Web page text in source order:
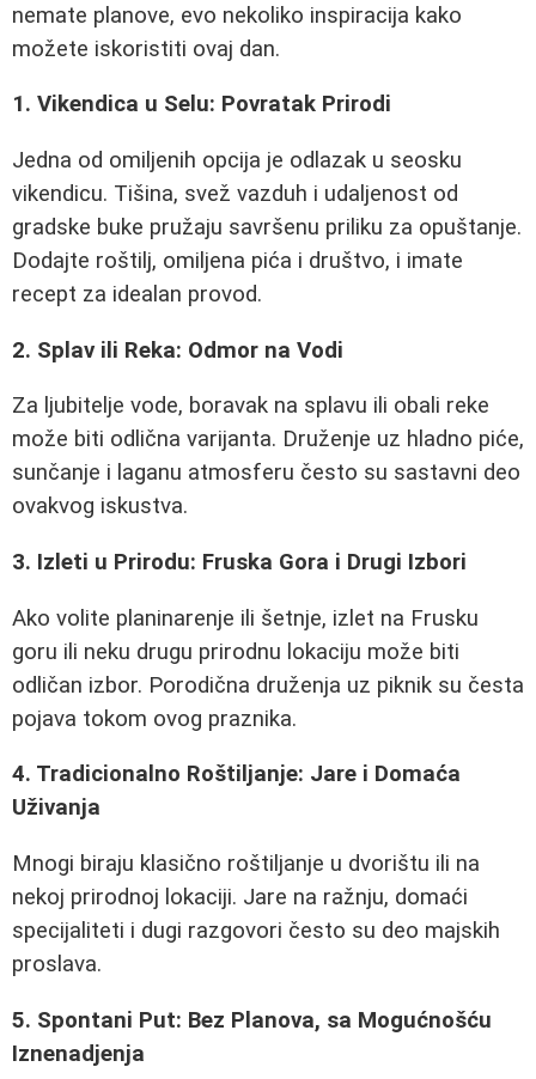
nemate planove, evo nekoliko inspiracija kako
možete iskoristiti ovaj dan.
1. Vikendica u Selu: Povratak Prirodi
Jedna od omiljenih opcija je odlazak u seosku
vikendicu. Tišina, svež vazduh i udaljenost od
gradske buke pružaju savršenu priliku za opuštanje.
Dodajte roštilj, omiljena pića i društvo, i imate
recept za idealan provod.
2. Splav ili Reka: Odmor na Vodi
Za ljubitelje vode, boravak na splavu ili obali reke
može biti odlična varijanta. Druženje uz hladno piće,
sunčanje i laganu atmosferu često su sastavni deo
ovakvog iskustva.
3. Izleti u Prirodu: Fruska Gora i Drugi Izbori
Ako volite planinarenje ili šetnje, izlet na Frusku
goru ili neku drugu prirodnu lokaciju može biti
odličan izbor. Porodična druženja uz piknik su česta
pojava tokom ovog praznika.
4. Tradicionalno Roštiljanje: Jare i Domaća
Uživanja
Mnogi biraju klasično roštiljanje u dvorištu ili na
nekoj prirodnoj lokaciji. Jare na ražnju, domaći
specijaliteti i dugi razgovori često su deo majskih
proslava.
5. Spontani Put: Bez Planova, sa Mogućnošću
Iznenadjenja